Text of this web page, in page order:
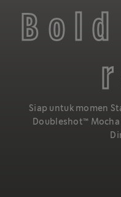
Siap untuk momen
Doubleshot™️ Mocha
Rasakan perpaduan